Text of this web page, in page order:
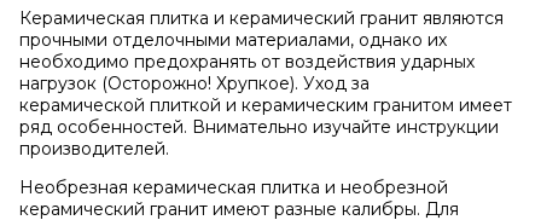
Керамическая плитка и керамический гранит являются
прочными отделочными материалами, однако их
необходимо предохранять от воздействия ударных
нагрузок (Осторожно! Хрупкое). Уход за
керамической плиткой и керамическим гранитом имеет
ряд особенностей. Внимательно изучайте инструкции
производителей.
Необрезная керамическая плитка и необрезной
керамический гранит имеют разные калибры. Для